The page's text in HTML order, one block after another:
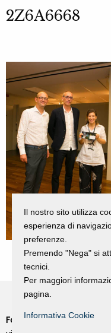
2Z6A6668
Fondazione Dino Zoli
Il nostro sito utilizza
esperienza di
preferenze.
Premendo "Nega" si
tecnici.
Per maggiori
pagina.
Informativa Cookie